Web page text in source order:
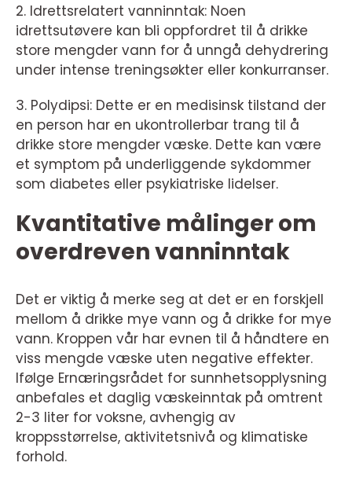
2. Idrettsrelatert vanninntak: Noen
idrettsutøvere kan bli oppfordret til å drikke
store mengder vann for å unngå dehydrering
under intense treningsøkter eller konkurranser.
3. Polydipsi: Dette er en medisinsk tilstand der
en person har en ukontrollerbar trang til å
drikke store mengder væske. Dette kan være
et symptom på underliggende sykdommer
som diabetes eller psykiatriske lidelser.
Kvantitative målinger om
overdreven vanninntak
Det er viktig å merke seg at det er en forskjell
mellom å drikke mye vann og å drikke for mye
vann. Kroppen vår har evnen til å håndtere en
viss mengde væske uten negative effekter.
Ifølge Ernæringsrådet for sunnhetsopplysning
anbefales et daglig væskeinntak på omtrent
2-3 liter for voksne, avhengig av
kroppsstørrelse, aktivitetsnivå og klimatiske
forhold.